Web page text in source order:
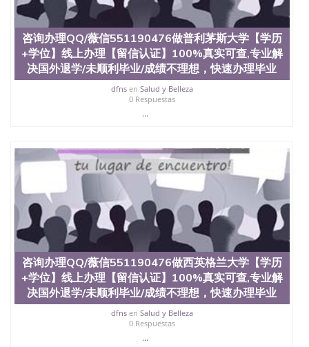
咨询办理QQ/薇信551190476做普利茅斯大学【学历
+学位】线上办理【留信认证】100%真实可查,专业解
决国外退学/未顺利毕业/成绩不理想，快速办理毕业
dfnsen Salud y Belleza
0 Respuestas
...
咨询办理QQ/薇信551190476做西英格兰大学【学历
+学位】线上办理【留信认证】100%真实可查,专业解
决国外退学/未顺利毕业/成绩不理想，快速办理毕业
dfnsen Salud y Belleza
0 Respuestas
...